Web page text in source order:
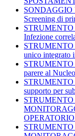
SONDAGGIO
Screening di
Infezione
unico integrato
parere al
supporto per